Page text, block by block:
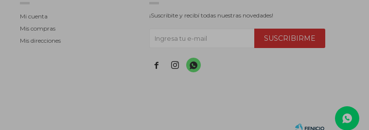
Mi cuenta
Mis compras
Mis direcciones
¡Suscribite y recibí todas nuestras novedades!
SUSCRIBIRME
  